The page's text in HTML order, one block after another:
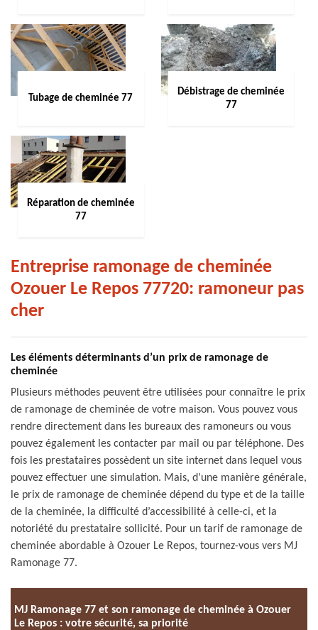
Tubage de cheminée 77
Débistrage de cheminée
77
Réparation de cheminée
77
Entreprise ramonage de cheminée
Ozouer Le Repos 77720: ramoneur pas
cher
Les éléments déterminants d’un prix de ramonage de
cheminée
Plusieurs méthodes peuvent être utilisées pour connaître le prix
de ramonage de cheminée de votre maison. Vous pouvez vous
rendre directement dans les bureaux des ramoneurs ou vous
pouvez également les contacter par mail ou par téléphone. Des
fois les prestataires possèdent un site internet dans lequel vous
pouvez effectuer une simulation. Mais, d’une manière générale,
le prix de ramonage de cheminée dépend du type et de la taille
de la cheminée, la difficulté d’accessibilité à celle-ci, et la
notoriété du prestataire sollicité. Pour un tarif de ramonage de
cheminée abordable à Ozouer Le Repos, tournez-vous vers MJ
Ramonage 77.
MJ Ramonage 77 et son ramonage de cheminée à Ozouer
Le Repos : votre sécurité, sa priorité